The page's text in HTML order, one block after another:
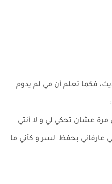
فكما تعلم أن مي لم يدوم
مرة عشان تحكي لي و لا أنتي
عارفاني بحفظ السر و كأني ما